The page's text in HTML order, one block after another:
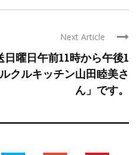
Next Article
曜日午前11時から午後1
クルキッチン山田睦美さ
ん」です。